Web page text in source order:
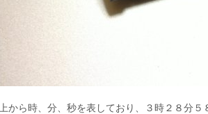
上から時、分、秒を表しており、３時２８分５